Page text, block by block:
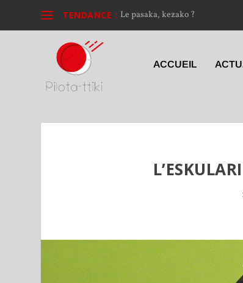
TENDANCE : Le pasaka, kezako ?
ACCUEIL